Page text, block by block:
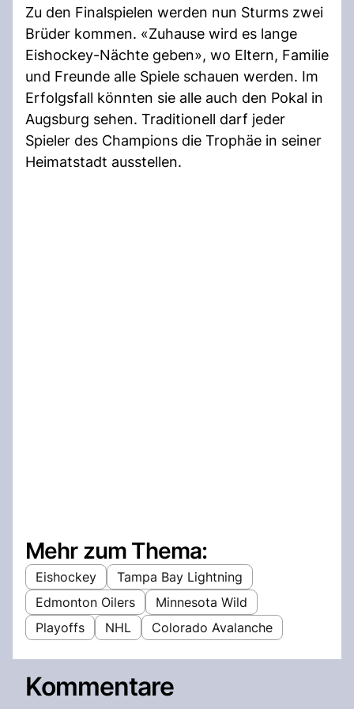
Zu den Finalspielen werden nun Sturms zwei
Brüder kommen. «Zuhause wird es lange
Eishockey-Nächte geben», wo Eltern, Familie
und Freunde alle Spiele schauen werden. Im
Erfolgsfall könnten sie alle auch den Pokal in
Augsburg sehen. Traditionell darf jeder
Spieler des Champions die Trophäe in seiner
Heimatstadt ausstellen.
Mehr zum Thema:
Eishockey
Tampa Bay Lightning
Edmonton Oilers
Minnesota Wild
Playoffs
NHL Colorado Avalanche
Kommentare